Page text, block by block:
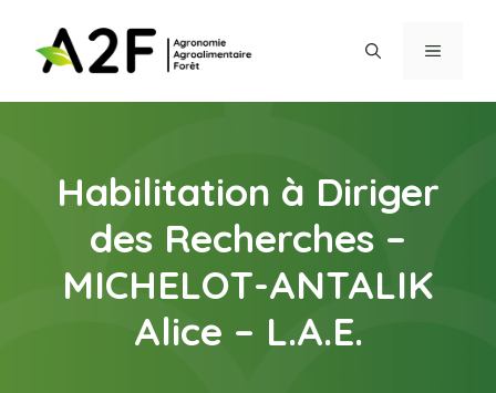
contenu
MENU
Habilitation à Diriger
des Recherches –
MICHELOT-ANTALIK
Alice – L.A.E.